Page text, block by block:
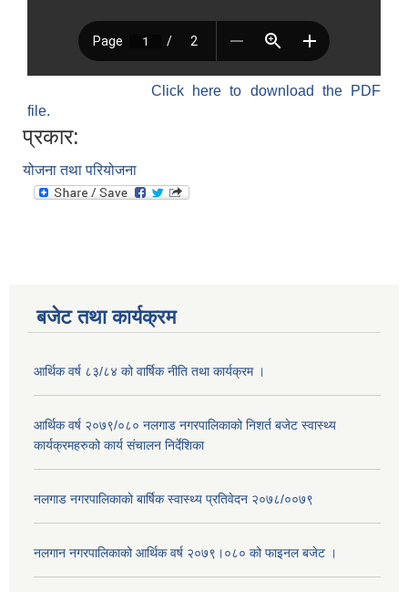
Click here to download the PDF
file.
प्रकार:
योजना तथा परियोजना
बजेट तथा कार्यक्रम
आर्थिक वर्ष ८३/८४ को वार्षिक नीति तथा कार्यक्रम ।
आर्थिक वर्ष २०७९/०८० नलगाड नगरपालिकाको निशर्त बजेट स्वास्थ्य
कार्यक्रमहरुको कार्य संचालन निर्देशिका
नलगाड नगरपालिकाको बार्षिक स्वास्थ्य प्रतिवेदन २०७८/००७९
नलगान नगरपालिकाको आर्थिक वर्ष २०७९।०८० को फाइनल बजेट ।